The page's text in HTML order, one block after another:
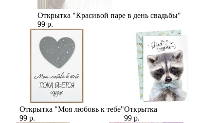
Открытка "Красивой паре в день свадьбы"
99 р.
Открытка "Моя любовь к тебе"
99 р.
Открытка
99 р.